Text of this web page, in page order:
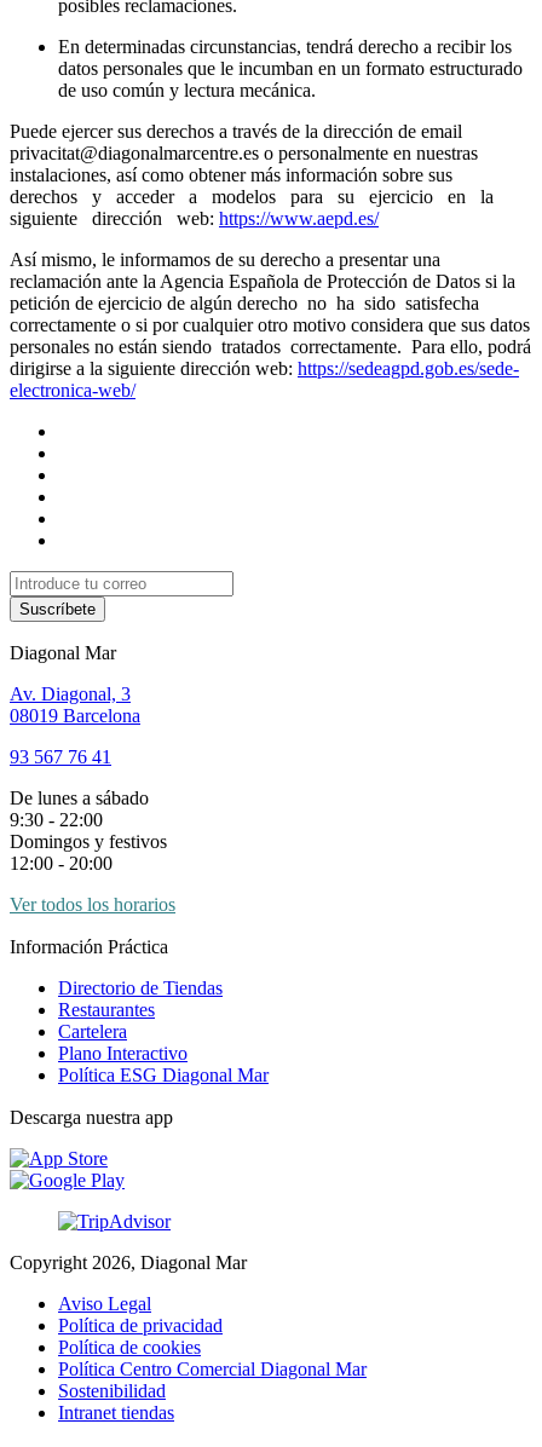
posibles reclamaciones.
En determinadas circunstancias, tendrá derecho a recibir los
datos personales que le incumban en un formato estructurado
de uso común y lectura mecánica.
Puede ejercer sus derechos a través de la dirección de email
privacitat@diagonalmarcentre.es o personalmente en nuestras
instalaciones, así como obtener más información sobre sus
derechos y acceder a modelos para su ejercicio en la
siguiente dirección web: https://www.aepd.es/
Así mismo, le informamos de su derecho a presentar una
reclamación ante la Agencia Española de Protección de Datos si la
petición de ejercicio de algún derecho no ha sido satisfecha
correctamente o si por cualquier otro motivo considera que sus datos
personales no están siendo tratados correctamente. Para ello, podrá
dirigirse a la siguiente dirección web: https://sedeagpd.gob.es/sede-
electronica-web/
Suscríbete
Diagonal Mar
Av. Diagonal, 3
08019 Barcelona
93 567 76 41
De lunes a sábado
9:30 - 22:00
Domingos y festivos
12:00 - 20:00
Ver todos los horarios
Información Práctica
Directorio de Tiendas
Restaurantes
Cartelera
Plano Interactivo
Política ESG Diagonal Mar
Descarga nuestra app
Copyright 2026, Diagonal Mar
Aviso Legal
Política de privacidad
Política de cookies
Política Centro Comercial Diagonal Mar
Sostenibilidad
Intranet tiendas